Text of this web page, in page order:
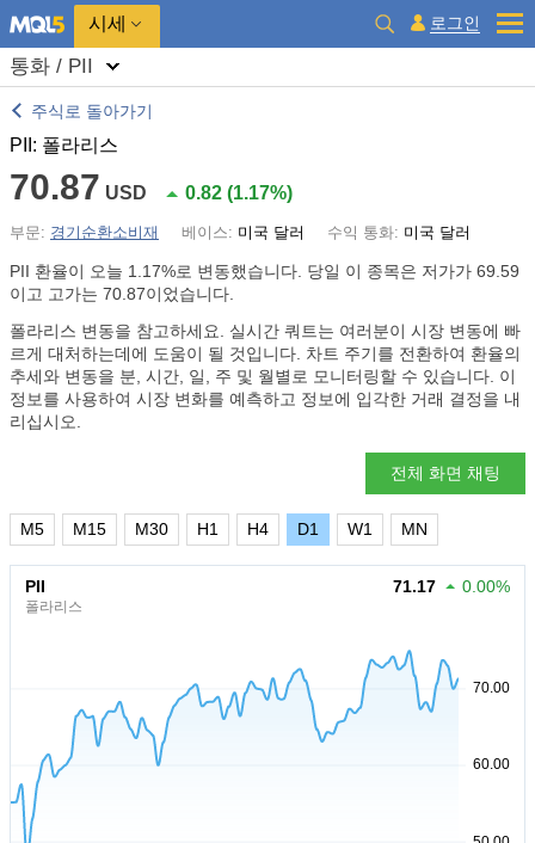
시세 로그인
통화 / PII
주식로 돌아가기
PII: 폴라리스
70.87 USD 0.82 (1.17%)
부문: 경기순환소비재 베이스: 미국 달러 수익 통화: 미국 달러
PII 환율이 오늘 1.17%로 변동했습니다. 당일 이 종목은 저가가 69.59
이고 고가는 70.87이었습니다.
폴라리스 변동을 참고하세요. 실시간 쿼트는 여러분이 시장 변동에 빠
르게 대처하는데에 도움이 될 것입니다. 차트 주기를 전환하여 환율의
추세와 변동을 분, 시간, 일, 주 및 월별로 모니터링할 수 있습니다. 이
정보를 사용하여 시장 변화를 예측하고 정보에 입각한 거래 결정을 내
리십시오.
전체 화면 채팅
M5 M15 M30 H1 H4 D1 W1 MN
PII
폴라리스
71.17 0.00%